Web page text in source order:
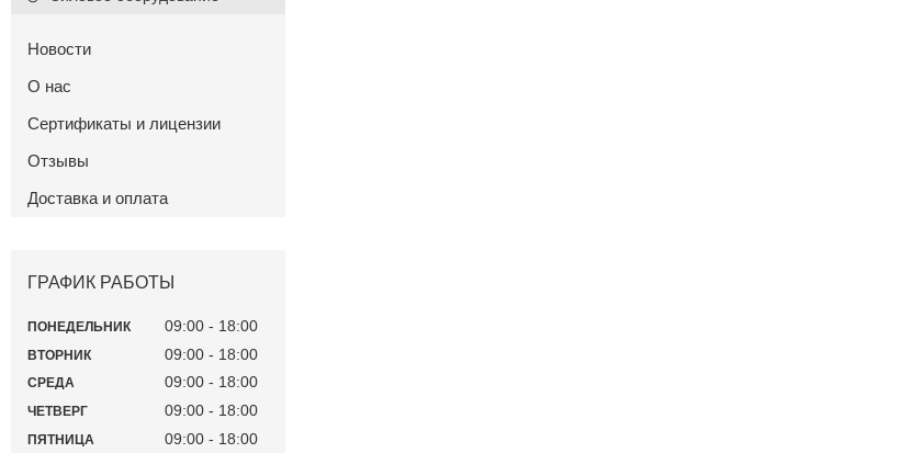
Новости
О нас
Сертификаты и лицензии
Отзывы
Доставка и оплата
ГРАФИК РАБОТЫ
ПОНЕДЕЛЬНИК 09:00 18:00
ВТОРНИК 09:00 18:00
СРЕДА 09:00 18:00
ЧЕТВЕРГ 09:00 18:00
ПЯТНИЦА 09:00 18:00